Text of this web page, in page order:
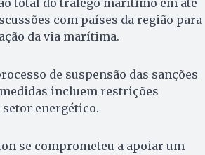
total do tráfego marítimo em até
com países da região para
da via marítima.
de suspensão das sanções
incluem restrições
energético.
se comprometeu a apoiar um